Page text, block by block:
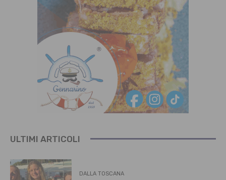
ULTIMI ARTICOLI
DALLA TOSCANA